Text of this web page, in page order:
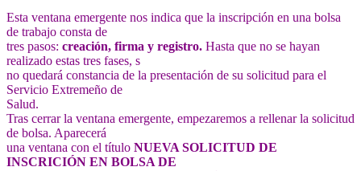
Esta ventana emergente nos indica que la inscripción en una bolsa
de trabajo consta de
tres pasos: creación, firma y registro. Hasta que no se hayan
realizado estas tres fases, s
no quedará constancia de la presentación de su solicitud para el
Servicio Extremeño de
Salud.
Tras cerrar la ventana emergente, empezaremos a rellenar la solicitud
de bolsa. Aparecerá
una ventana con el título NUEVA SOLICITUD DE
INSCRICIÓN EN BOLSA DE